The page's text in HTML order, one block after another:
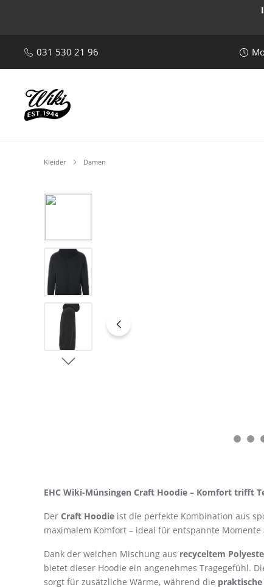
031 530 21 96
Kleider Damen
Bildergalerie überspringen
EHC Wiki-Münsingen Craft Hoodie – Komfort trifft
Der Craft Hoodie ist die perfekte Kombination aus
maximalem Komfort – ideal für entspannte Momente
Dank der weichen Mischung aus recyceltem
bietet dieser Hoodie ein angenehmes Tragegefühl.
sorgt für zusätzliche Wärme, während die